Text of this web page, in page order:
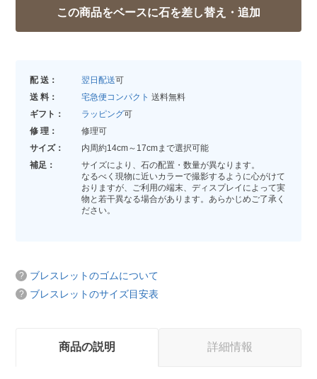
配 送： 翌日配送可
送 料：
宅急便コンパクト 送料無料
ギフト：
ラッピング可
修 理：
修理可
サイズ：
内周約14cm～17cmまで選択可能
補足：
サイズにより、石の配置・数量が異なります。
なるべく現物に近いカラーで撮影するように心がけて
おりますが、ご利用の端末、ディスプレイによって実
物と若干異なる場合があります。あらかじめご了承く
ださい。
ブレスレットのゴムについて
ブレスレットのサイズ目安表
商品の説明 詳細情報